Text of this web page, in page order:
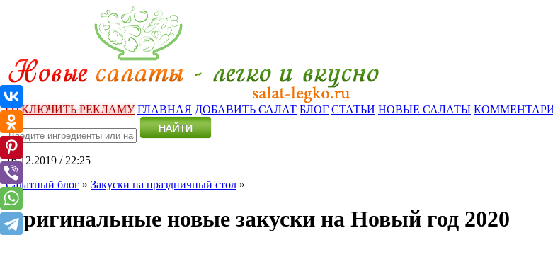
ОТКЛЮЧИТЬ РЕКЛАМУ ГЛАВНАЯ ДОБАВИТЬ САЛАТ БЛОГ СТАТЬИ НОВЫЕ САЛАТЫ
16.12.2019 / 22:25
Салатный блог » Закуски на праздничный стол »
Оригинальные новые закуски на Новый год 2020